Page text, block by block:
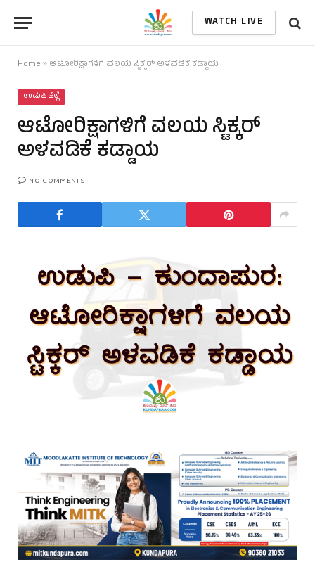
WATCH LIVE
Home » ಆಟೋರಿಕ್ಷಾಗಳಿಗೆ ವಲಯ ಸ್ಟಿಕ್ಕರ್ ಅಳವಡಿಕೆ ಕಡ್ಡಾಯ
ಉಡುಪಿ ಜಿಲ್ಲೆ
ಆಟೋರಿಕ್ಷಾಗಳಿಗೆ ವಲಯ ಸ್ಟಿಕ್ಕರ್
ಅಳವಡಿಕೆ ಕಡ್ಡಾಯ
NO COMMENTS